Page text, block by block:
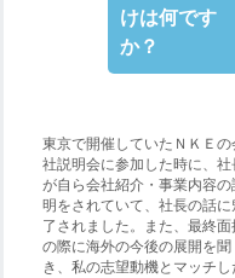
けは何です
か？
東京で開催していたＮＫＥの
社説明会に参加した時に、社
が自ら会社紹介・事業内容の
明をされていて、社長の話に
了されました。また、最終面
の際に海外の今後の展開を聞
き、私の志望動機とマッチし